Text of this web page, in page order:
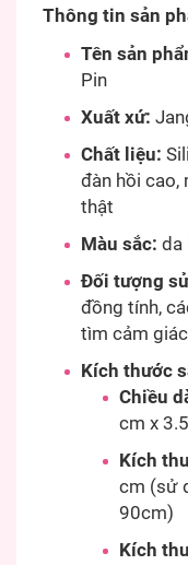
Thông tin sản
Tên sản
Pin
Xuất xứ:
Chất liệu:
đàn hồi cao,
thật
Màu sắc: da
Đối tượng
đồng tính,
tìm cảm
Kích thước
Chiều
cm x
Kích
cm (sử
90cm)
Kích